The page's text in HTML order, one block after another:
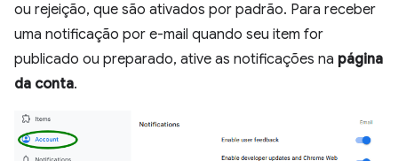
ou rejeição, que são ativados por padrão. Para receber
uma notificação por e-mail quando seu item for
publicado ou preparado, ative as notificações na página
da conta.